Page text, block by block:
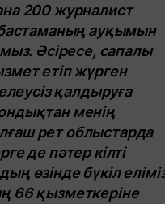
200 журналист
ауқымын
Әсіресе, сапалы
етіп жүрген
қалдыруға
менің
рет облыстарда
де пәтер кілті
өзінде бүкіл
66 қызметкеріне